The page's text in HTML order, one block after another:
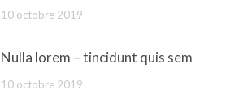
10 octobre 2019
Nulla lorem – tincidunt quis sem
10 octobre 2019